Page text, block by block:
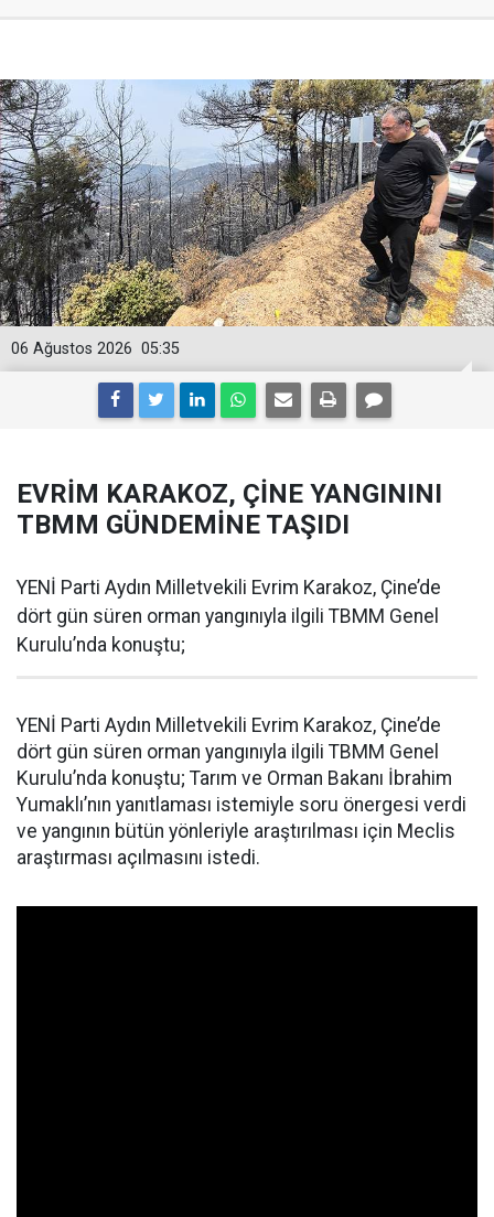
05:35
06 Ağustos 2026
EVRİM KARAKOZ, ÇİNE YANGININI
TBMM GÜNDEMİNE TAŞIDI
YENİ Parti Aydın Milletvekili Evrim Karakoz, Çine’de
dört gün süren orman yangınıyla ilgili TBMM Genel
Kurulu’nda konuştu;
YENİ Parti Aydın Milletvekili Evrim Karakoz, Çine’de
dört gün süren orman yangınıyla ilgili TBMM Genel
Kurulu’nda konuştu; Tarım ve Orman Bakanı İbrahim
Yumaklı’nın yanıtlaması istemiyle soru önergesi verdi
ve yangının bütün yönleriyle araştırılması için Meclis
araştırması açılmasını istedi.